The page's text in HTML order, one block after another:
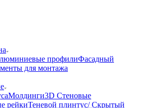
профилиФасадный
для монтажа
Молдинги3D Стеновые
рейкиТеневой плинтус/ Скрытый